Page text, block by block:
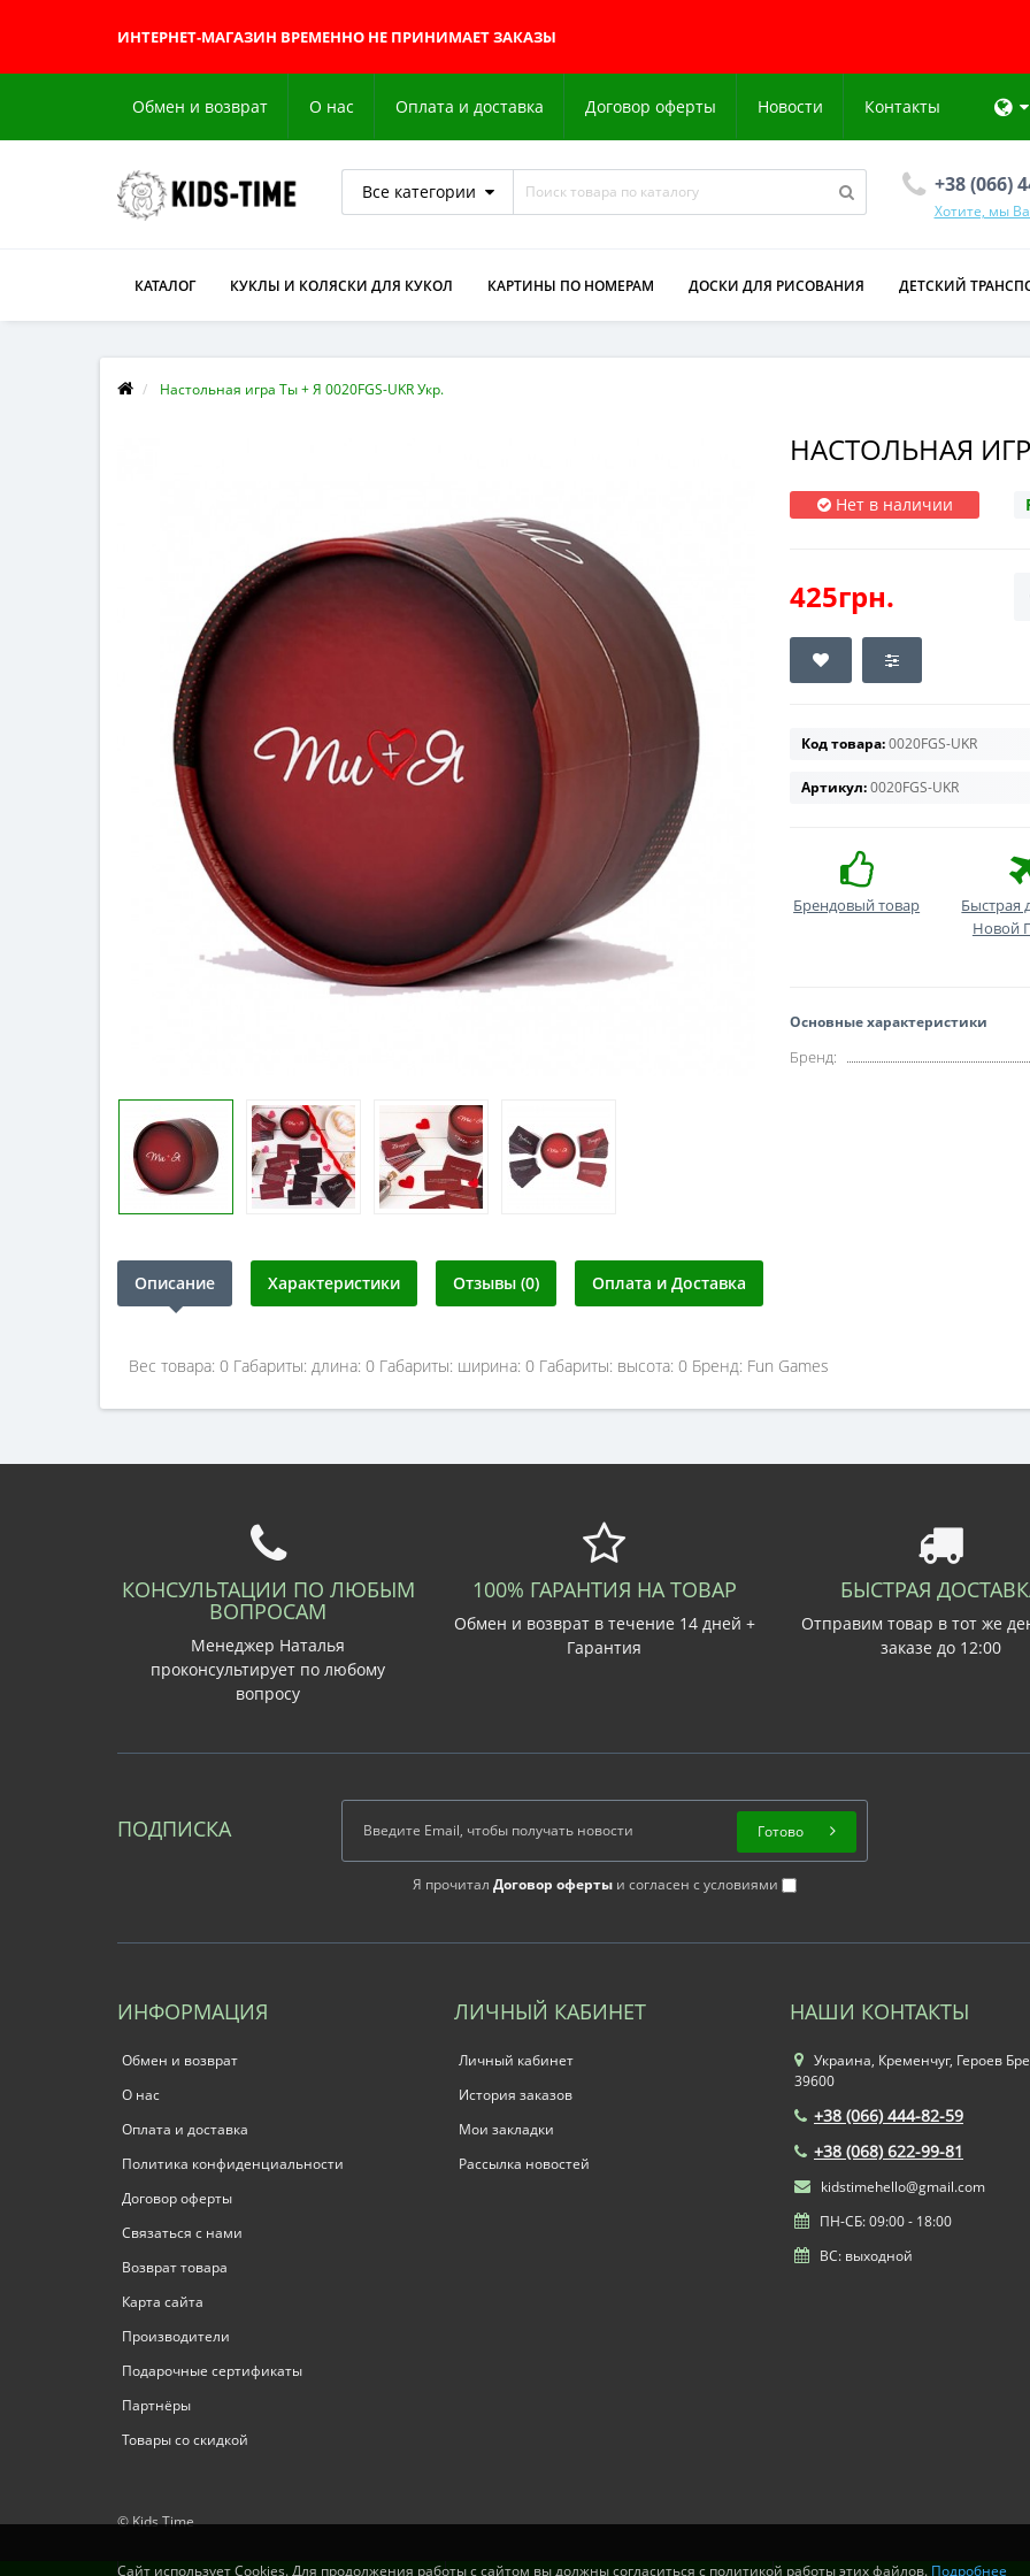
ИНТЕРНЕТ-МАГАЗИН ВРЕМЕННО НЕ ПРИНИМАЕТ ЗАКАЗЫ
Обмен и возврат О нас Оплата и доставка Договор оферты Новости Контакты
Все категории +38 (066)
Хотите, мы
КАТАЛОГ КУКЛЫ И КОЛЯСКИ ДЛЯ КУКОЛ КАРТИНЫ ПО НОМЕРАМ ДОСКИ ДЛЯ РИСОВАНИЯ ДЕТСКИЙ
Настольная игра Ты + Я 0020FGS-UKR Укр.
НАСТОЛЬНАЯ
Нет в наличии
425грн.
Код товара:0020FGS-UKR
Артикул:0020FGS-UKR
Брендовый товар
Быстрая
Новой
Основные характеристики
Бренд:
Описание Характеристики Отзывы (0) Оплата и Доставка
Вес товара: 0 Габариты: длина: 0 Габариты: ширина: 0 Габариты: высота: 0 Бренд: Fun Games
КОНСУЛЬТАЦИИ ПО ЛЮБЫМ
ВОПРОСАМ
Менеджер Наталья
проконсультирует по любому
вопросу
100% ГАРАНТИЯ НА ТОВАР
Обмен и возврат в течение 14 дней +
Гарантия
БЫСТРАЯ
Отправим товар в тот же
заказе до 12:00
ПОДПИСКА
Я прочитал Договор офертыи согласен с условиями
Готово
ИНФОРМАЦИЯ
Обмен и возврат
О нас
Оплата и доставка
Политика конфиденциальности
Договор оферты
Связаться с нами
Возврат товара
Карта сайта
Производители
Подарочные сертификаты
Партнёры
Товары со скидкой
ЛИЧНЫЙ КАБИНЕТ
Личный кабинет
История заказов
Мои закладки
Рассылка новостей
НАШИ КОНТАКТЫ
Украина, Кременчуг, Героев
39600
+38 (066) 444-82-59
+38 (068) 622-99-81
kidstimehello@gmail.com
ПН-СБ: 09:00 - 18:00
ВС: выходной
© Kids Time
Сайт использует Cookies. Для продолжения работы с сайтом вы должны согласиться с политикой работы этих файлов. Подробнее